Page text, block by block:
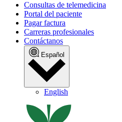
Consultas de telemedicina
Portal del paciente
Pagar factura
Carreras profesionales
Contáctanos
Español
English